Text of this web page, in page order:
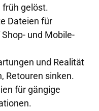
früh gelöst.
Dateien für
und Mobile-
und Realität
Retouren sinken.
für gängige